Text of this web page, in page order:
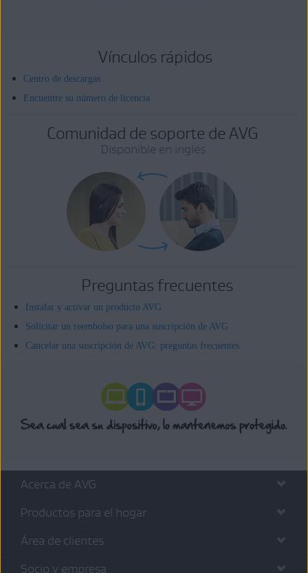
Vínculos rápidos
Centro de descargas
Encuentre su número de licencia
Comunidad de soporte de AVG
Disponible en inglés
Preguntas frecuentes
Instalar y activar un producto AVG
Solicitar un reembolso para una suscripción de AVG
Cancelar una suscripción de AVG: preguntas frecuentes
Acerca de AVG
Productos para el hogar
Área de clientes
Socio y empresa